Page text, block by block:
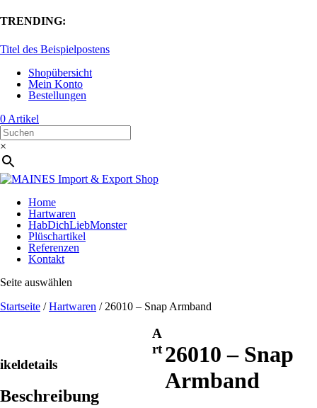
TRENDING:
Titel des Beispielpostens
Shopübersicht
Mein Konto
Bestellungen
0 Artikel
×
Home
Hartwaren
HabDichLiebMonster
Plüschartikel
Referenzen
Kontakt
Seite auswählen
Startseite /Hartwaren / 26010 – Snap Armband
26010 – Snap
Armband
A
rt
ikeldetails
Beschreibung